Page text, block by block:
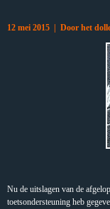
12 mei 2015 | Door het
Nu de uitslagen van de
toetsondersteuning heb